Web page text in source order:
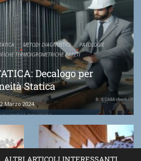
ALTRI ARTICOLI INTERESSANTI
METODI DIAGNOSTICI
PATOLOGIE
TERMOIGROMETRICHE PARETI
Decalogo per
Statica
Marzo 2024